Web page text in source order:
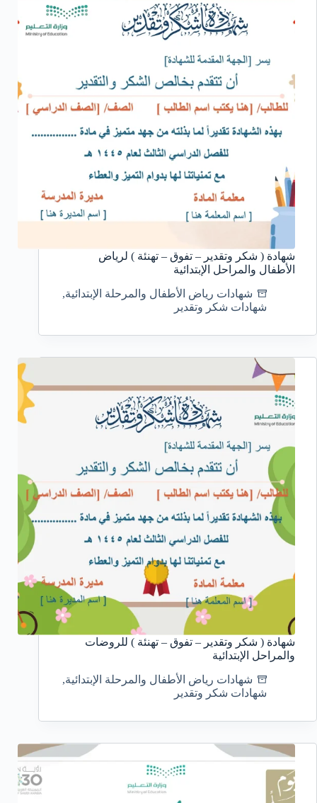
شهادة ( شكر وتقدير – تفوق – تهنئة ) لرياض
الأطفال والمراحل الإبتدائية
شهادات رياض الأطفال والمرحلة الإبتدائية,
شهادات شكر وتقدير
شهادة ( شكر وتقدير – تفوق – تهنئة ) للروضات
والمراحل الإبتدائية
شهادات رياض الأطفال والمرحلة الإبتدائية,
شهادات شكر وتقدير